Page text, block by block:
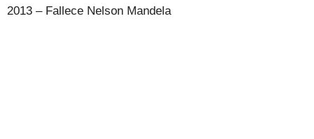
2013 – Fallece Nelson Mandela